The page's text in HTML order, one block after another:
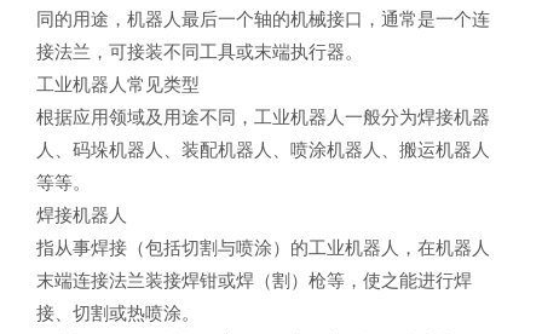
同的用途，机器人最后一个轴的机械接口，通常是一个连
接法兰，可接装不同工具或末端执行器。
工业机器人常见类型
根据应用领域及用途不同，工业机器人一般分为焊接机器
人、码垛机器人、装配机器人、喷涂机器人、搬运机器人
等等。
焊接机器人
指从事焊接（包括切割与喷涂）的工业机器人，在机器人
末端连接法兰装接焊钳或焊（割）枪等，使之能进行焊
接、切割或热喷涂。